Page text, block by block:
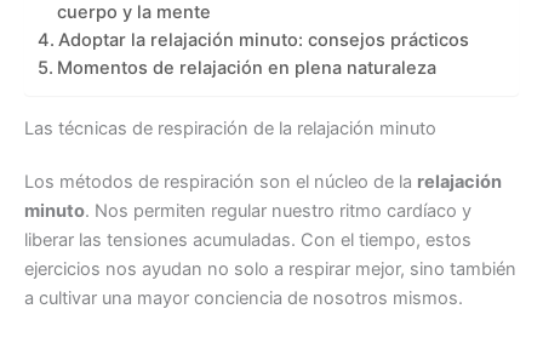
cuerpo y la mente
Adoptar la relajación minuto: consejos prácticos
Momentos de relajación en plena naturaleza
Las técnicas de respiración de la relajación minuto
Los métodos de respiración son el núcleo de la relajación
minuto. Nos permiten regular nuestro ritmo cardíaco y
liberar las tensiones acumuladas. Con el tiempo, estos
ejercicios nos ayudan no solo a respirar mejor, sino también
a cultivar una mayor conciencia de nosotros mismos.